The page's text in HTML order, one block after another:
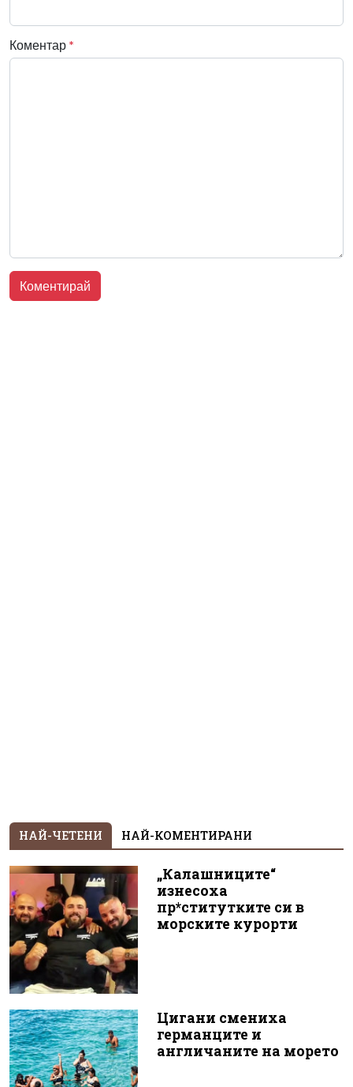
Коментар *
НАЙ-ЧЕТЕНИ НАЙ-КОМЕНТИРАНИ
„Калашниците“
изнесоха
пр*ститутките си в
морските курорти
Цигани смениха
германците и
англичаните на морето